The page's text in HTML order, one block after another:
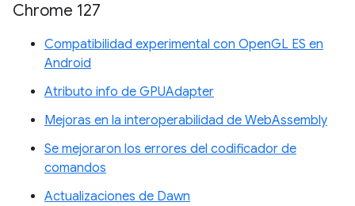
Chrome 127
Compatibilidad experimental con OpenGL ES en
Android
Atributo info de GPUAdapter
Mejoras en la interoperabilidad de WebAssembly
Se mejoraron los errores del codificador de
comandos
Actualizaciones de Dawn